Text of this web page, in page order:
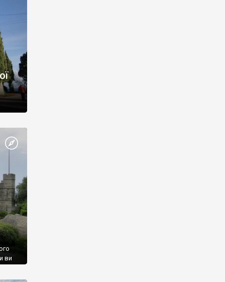
ви